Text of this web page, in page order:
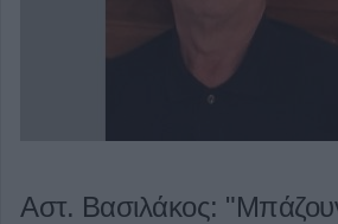
Αστ. Βασιλάκος: